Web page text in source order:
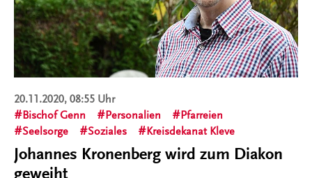
20.11.2020, 08:55 Uhr
Bischof Genn
Personalien
Pfarreien
Seelsorge
Soziales Kreisdekanat Kleve
Johannes Kronenberg wird zum Diakon
geweiht